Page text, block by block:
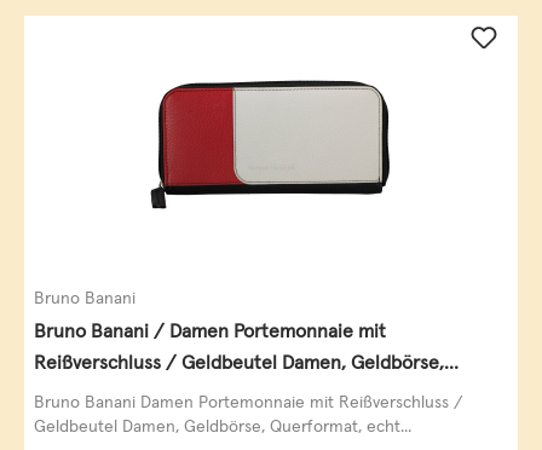
Bruno Banani
Bruno Banani / Damen Portemonnaie mit
Reißverschluss / Geldbeutel Damen, Geldbörse,
Querformat, echt Leder, black/white/red
Bruno Banani Damen Portemonnaie mit Reißverschluss /
Geldbeutel Damen, Geldbörse, Querformat, echt...